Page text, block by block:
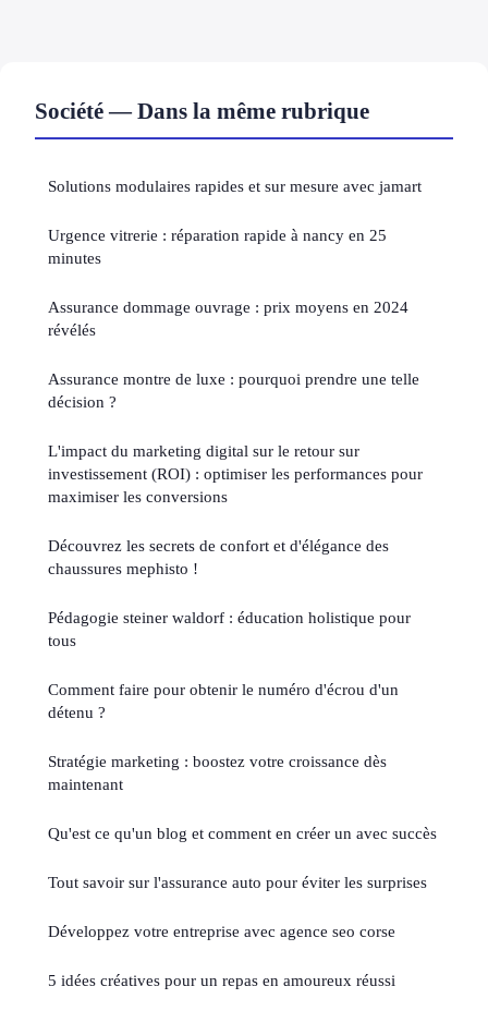
Société — Dans la même rubrique
Solutions modulaires rapides et sur mesure avec jamart
Urgence vitrerie : réparation rapide à nancy en 25
minutes
Assurance dommage ouvrage : prix moyens en 2024
révélés
Assurance montre de luxe : pourquoi prendre une telle
décision ?
L'impact du marketing digital sur le retour sur
investissement (ROI) : optimiser les performances pour
maximiser les conversions
Découvrez les secrets de confort et d'élégance des
chaussures mephisto !
Pédagogie steiner waldorf : éducation holistique pour
tous
Comment faire pour obtenir le numéro d'écrou d'un
détenu ?
Stratégie marketing : boostez votre croissance dès
maintenant
Qu'est ce qu'un blog et comment en créer un avec succès
Tout savoir sur l'assurance auto pour éviter les surprises
Développez votre entreprise avec agence seo corse
5 idées créatives pour un repas en amoureux réussi